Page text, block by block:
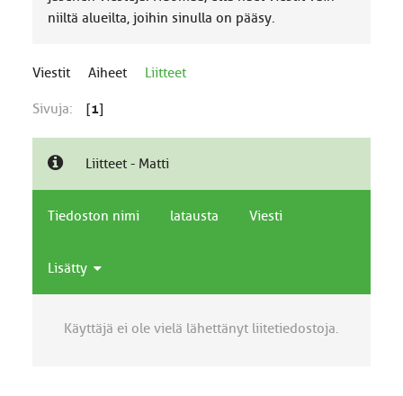
niiltä alueilta, joihin sinulla on pääsy.
Viestit Aiheet Liitteet
Sivuja: [1]
Liitteet - Matti
Tiedoston nimi latausta Viesti
Lisätty
Käyttäjä ei ole vielä lähettänyt liitetiedostoja.